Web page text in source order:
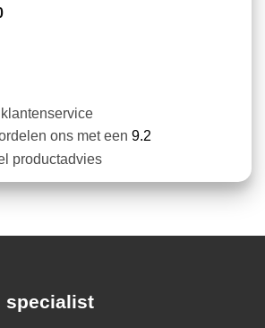
ons met een 9.2
productadvies
specialist